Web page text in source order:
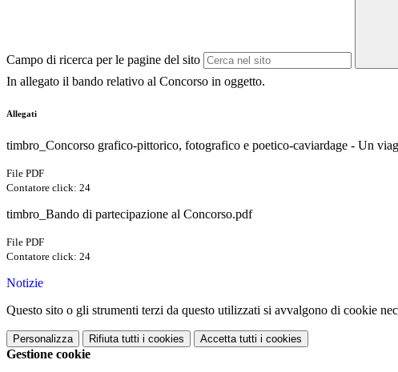
Campo di ricerca per le pagine del sito
In allegato il bando relativo al Concorso in oggetto.
Allegati
timbro_Concorso grafico-pittorico, fotografico e poetico-caviardage - Un
File PDF
Contatore click: 24
timbro_Bando di partecipazione al Concorso.pdf
File PDF
Contatore click: 24
Notizie
Questo sito o gli strumenti terzi da questo utilizzati si avvalgono di cookie
Personalizza Rifiuta tutti i cookies Accetta tutti i cookies
Gestione cookie